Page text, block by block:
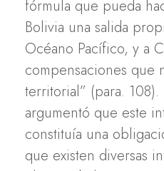
fórmula que pueda
Bolivia una salida
Océano Pacífico, y a
compensaciones que
territorial” (para.
argumentó que este
constituía una
que existen diversas